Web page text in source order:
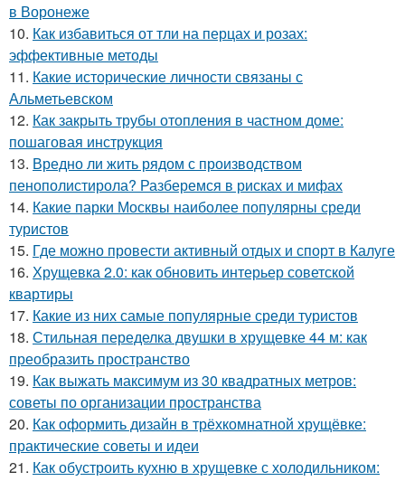
в Воронеже
10. Как избавиться от тли на перцах и розах:
эффективные методы
11. Какие исторические личности связаны с
Альметьевском
12. Как закрыть трубы отопления в частном доме:
пошаговая инструкция
13. Вредно ли жить рядом с производством
пенополистирола? Разберемся в рисках и мифах
14. Какие парки Москвы наиболее популярны среди
туристов
15. Где можно провести активный отдых и спорт в Калуге
16. Хрущевка 2.0: как обновить интерьер советской
квартиры
17. Какие из них самые популярные среди туристов
18. Стильная переделка двушки в хрущевке 44 м: как
преобразить пространство
19. Как выжать максимум из 30 квадратных метров:
советы по организации пространства
20. Как оформить дизайн в трёхкомнатной хрущёвке:
практические советы и идеи
21. Как обустроить кухню в хрущевке с холодильником: